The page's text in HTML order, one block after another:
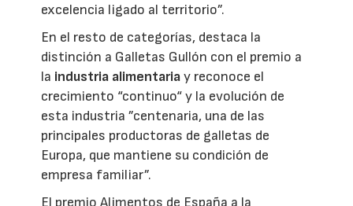
excelencia ligado al territorio”.
En el resto de categorías, destaca la
distinción a Galletas Gullón con el premio a
la industria alimentariay reconoce el
crecimiento “continuo“ y la evolución de
esta industria ”centenaria, una de las
principales productoras de galletas de
Europa, que mantiene su condición de
empresa familiar”.
El premio Alimentos de España a la